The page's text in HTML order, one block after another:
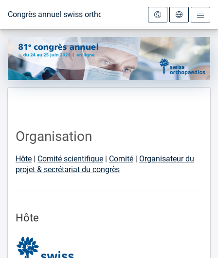
Vers la page d'accueil
Congrès annuel swiss orthopaedics 2021
Organisation
Hôte Comité scientifique Comité
Organisateur du
projet & secrétariat du congrès
Hôte